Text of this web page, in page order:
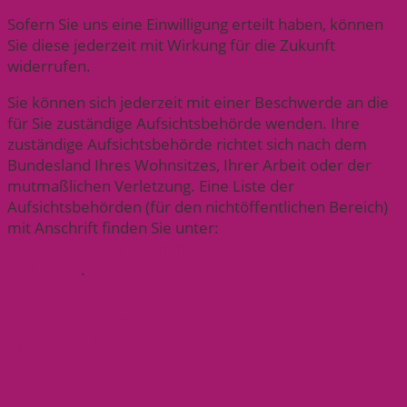
Sofern Sie uns eine Einwilligung erteilt haben, können
Sie diese jederzeit mit Wirkung für die Zukunft
widerrufen.
Sie können sich jederzeit mit einer Beschwerde an die
für Sie zuständige Aufsichtsbehörde wenden. Ihre
zuständige Aufsichtsbehörde richtet sich nach dem
Bundesland Ihres Wohnsitzes, Ihrer Arbeit oder der
mutmaßlichen Verletzung. Eine Liste der
Aufsichtsbehörden (für den nichtöffentlichen Bereich)
mit Anschrift finden Sie unter:
.